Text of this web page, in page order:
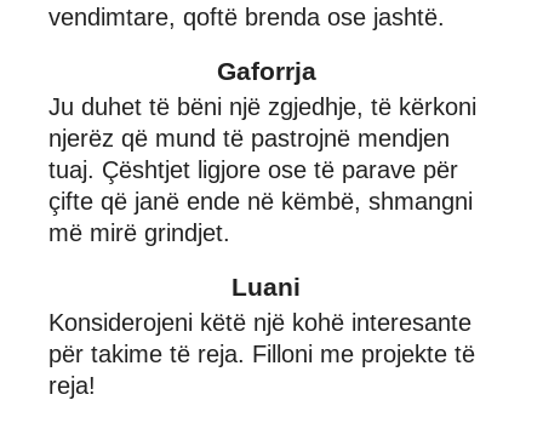
vendimtare, qoftë brenda ose jashtë.
Gaforrja
Ju duhet të bëni një zgjedhje, të kërkoni
njerëz që mund të pastrojnë mendjen
tuaj. Çështjet ligjore ose të parave për
çifte që janë ende në këmbë, shmangni
më mirë grindjet.
Luani
Konsiderojeni këtë një kohë interesante
për takime të reja. Filloni me projekte të
reja!